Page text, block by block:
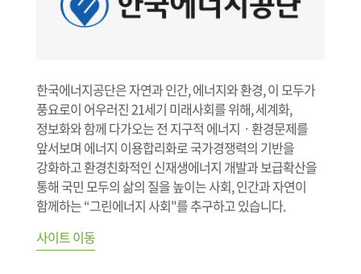
한국에너지공단은 자연과 인간, 에너지와 환경, 이 모두가
풍요로이 어우러진 21세기 미래사회를 위해, 세계화,
정보화와 함께 다가오는 전 지구적 에너지ㆍ환경문제를
앞서보며 에너지 이용합리화로 국가경쟁력의 기반을
강화하고 환경친화적인 신재생에너지 개발과 보급확산을
통해 국민 모두의 삶의 질을 높이는 사회, 인간과 자연이
함께하는 “그린에너지 사회"를 추구하고 있습니다.
사이트 이동